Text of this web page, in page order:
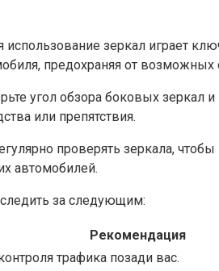
зеркал играет
предохраняя от возможных
угол обзора боковых зеркал
или препятствия.
проверять зеркала,
автомобилей.
за следующим:
Рекомендация
трафика позади вас.